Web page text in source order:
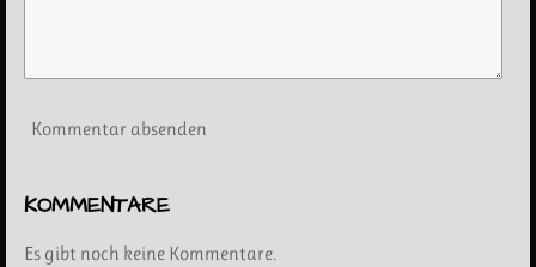
Kommentar absenden
KOMMENTARE
Es gibt noch keine Kommentare.